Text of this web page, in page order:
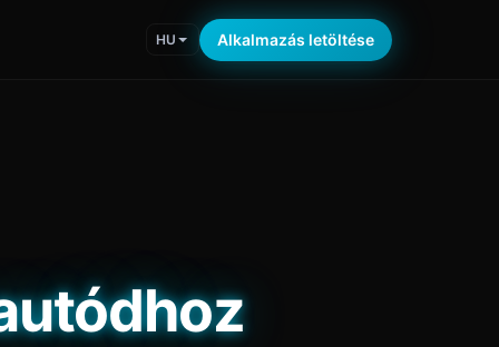
HU Alkalmazás letöltése